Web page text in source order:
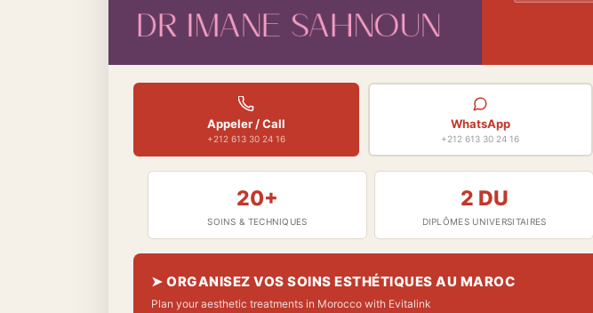
Appeler / Call
+212 613 30 24 16
WhatsApp
+212 613 30 24 16
20+
SOINS & TECHNIQUES
2 DU
DIPLÔMES UNIVERSITAIRES
➤ ORGANISEZ VOS SOINS ESTHÉTIQUES AU MAROC
Plan your aesthetic treatments in Morocco with Evitalink